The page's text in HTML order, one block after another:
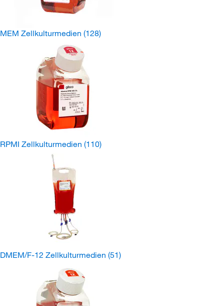
MEM Zellkulturmedien (128)
RPMI Zellkulturmedien (110)
DMEM/F-12 Zellkulturmedien (51)